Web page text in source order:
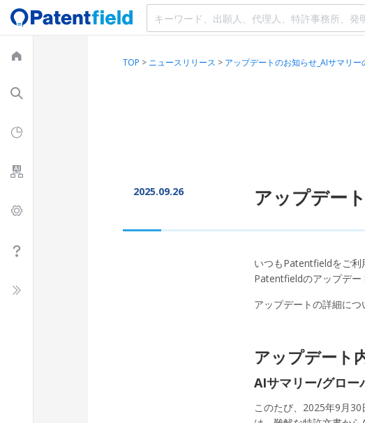
TOP > ニュースリリース > アップデートのお知らせ_AIサマリ
2025.09.26 アップデー
いつもPatentfieldをご利
Patentfieldのアップデー
アップデートの詳細につ
アップデート
AIサマリー/グロー
このたび、2025年9月